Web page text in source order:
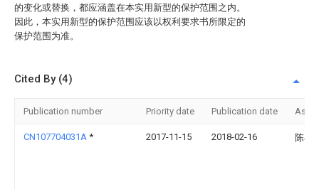
的变化或替换，都应涵盖在本实用新型的保护范围之内。
因此，本实用新型的保护范围应该以权利要求书所限定的
保护范围为准。
Cited By (4)
Publication number Priority date Publication date
CN107704031A * 2017-11-15 2018-02-16 陈小